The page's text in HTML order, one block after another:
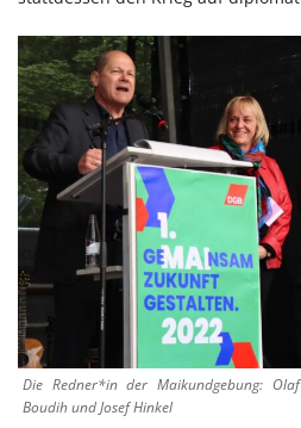
Die Redner*in der Maikundgebung:
Boudih und Josef Hinkel